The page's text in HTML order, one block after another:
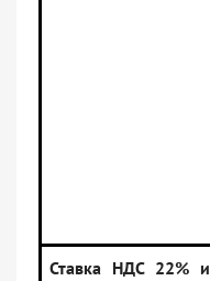
Ставка НДС 22% и